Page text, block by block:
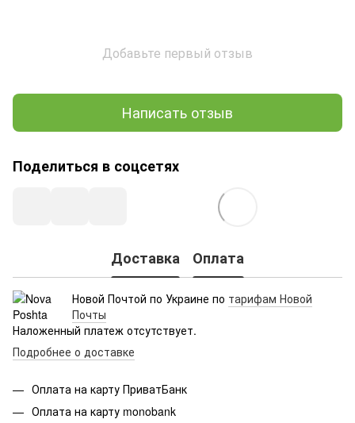
Добавьте первый отзыв
Написать отзыв
Поделиться в соцсетях
Доставка Оплата
Новой Почтой по Украине по тарифам Новой
Почты
Наложенный платеж отсутствует.
Подробнее о доставке
Оплата на карту ПриватБанк
Оплата на карту monobank